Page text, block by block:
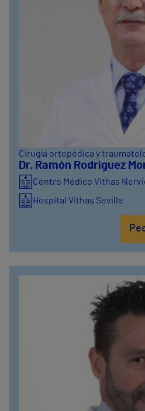
Cirugía ortopédica y
Dr. Ramón Rodríguez
Centro Médico Vithas
Hospital Vithas Sevilla